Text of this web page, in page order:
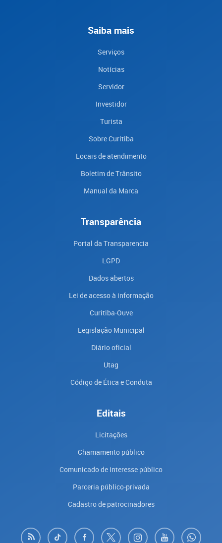
Saiba mais
Serviços
Notícias
Servidor
Investidor
Turista
Sobre Curitiba
Locais de atendimento
Boletim de Trânsito
Manual da Marca
Transparência
Portal da Transparencia
LGPD
Dados abertos
Lei de acesso à informação
Curitiba-Ouve
Legislação Municipal
Diário oficial
Utag
Código de Ética e Conduta
Editais
Licitações
Chamamento público
Comunicado de interesse público
Parceria público-privada
Cadastro de patrocinadores